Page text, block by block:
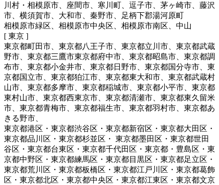
川村・相模原市、座間市、寒川町、逗子市、茅ヶ崎市、藤沢
市、横須賀市、大和市、秦野市、足柄下郡湯河原町
相模原市緑区、相模原市中央区、相模原市南区、中山
[ 東京 ]
東京都町田市、東京都八王子市、東京都立川市、東京都武蔵
野市、東京都三鷹市東京都府中市、東京都昭島市、東京都調
布市、東京都小金井市、東京都日野市、東京都国分寺市、東
京都国立市、東京都狛江市、東京都東大和市、東京都武蔵村
山市、東京都多摩市、東京都稲城市、東京都小平市、東京都
東村山市、東京都西東京市、東京都清瀬市、東京都東久留米
市、東京都青梅市、東京都福生市、東京都羽村市、東京都あ
きる野市、
東京都港区・東京都渋谷区・東京都新宿区・東京都大田区・
東京都品川区・東京都杉並区・ 東京都墨田区・東京都世田
谷区・東京都台東区・東京都千代田区・東京都・豊島区・東
京都中野区・東京都練馬区・東京都目黒区・東京都足立区・
東京都荒川区・東京都板橋区・東京都江戸川区・東京都葛飾
区・東京都北区・東京都中央区・東京都江東区・東京都文京